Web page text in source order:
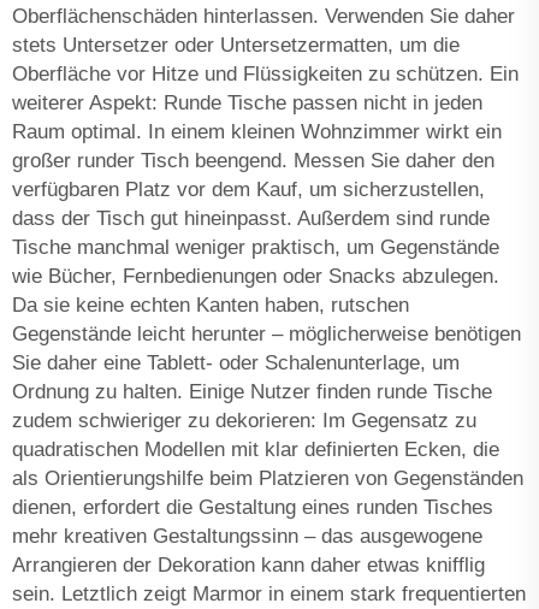
Oberflächenschäden hinterlassen. Verwenden Sie daher
stets Untersetzer oder Untersetzermatten, um die
Oberfläche vor Hitze und Flüssigkeiten zu schützen. Ein
weiterer Aspekt: Runde Tische passen nicht in jeden
Raum optimal. In einem kleinen Wohnzimmer wirkt ein
großer runder Tisch beengend. Messen Sie daher den
verfügbaren Platz vor dem Kauf, um sicherzustellen,
dass der Tisch gut hineinpasst. Außerdem sind runde
Tische manchmal weniger praktisch, um Gegenstände
wie Bücher, Fernbedienungen oder Snacks abzulegen.
Da sie keine echten Kanten haben, rutschen
Gegenstände leicht herunter – möglicherweise benötigen
Sie daher eine Tablett- oder Schalenunterlage, um
Ordnung zu halten. Einige Nutzer finden runde Tische
zudem schwieriger zu dekorieren: Im Gegensatz zu
quadratischen Modellen mit klar definierten Ecken, die
als Orientierungshilfe beim Platzieren von Gegenständen
dienen, erfordert die Gestaltung eines runden Tisches
mehr kreativen Gestaltungssinn – das ausgewogene
Arrangieren der Dekoration kann daher etwas knifflig
sein. Letztlich zeigt Marmor in einem stark frequentierten